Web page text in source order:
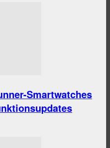
Smartwatches